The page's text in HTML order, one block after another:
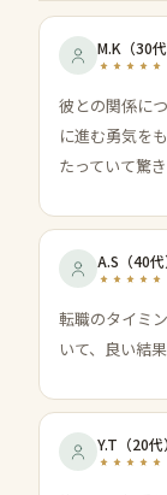
M.K （30代
彼との関係に
に進む勇気を
たっていて驚き
A.S （40代
転職のタイミ
いて、良い結
Y.T （20代）